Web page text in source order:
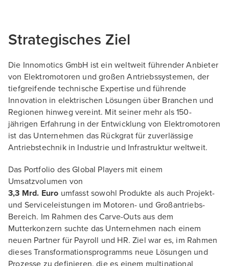
Strategisches Ziel
Die Innomotics GmbH ist ein weltweit führender Anbieter
von Elektromotoren und großen Antriebssystemen, der
tiefgreifende technische Expertise und führende
Innovation in elektrischen Lösungen über Branchen und
Regionen hinweg vereint. Mit seiner mehr als 150-
jährigen Erfahrung in der Entwicklung von Elektromotoren
ist das Unternehmen das Rückgrat für zuverlässige
Antriebstechnik in Industrie und Infrastruktur weltweit.
Das Portfolio des Global Players mit einem
Umsatzvolumen von
3,3 Mrd. Euro umfasst sowohl Produkte als auch Projekt-
und Serviceleistungen im Motoren- und Großantriebs-
Bereich. Im Rahmen des Carve-Outs aus dem
Mutterkonzern suchte das Unternehmen nach einem
neuen Partner für Payroll und HR. Ziel war es, im Rahmen
dieses Transformationsprogramms neue Lösungen und